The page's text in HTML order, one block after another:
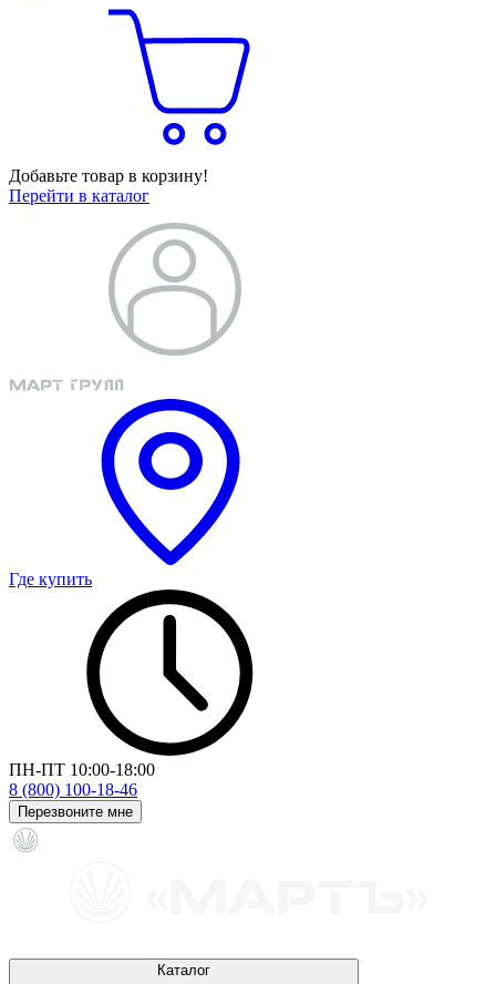
Добавьте товар в корзину!
Перейти в каталог
Где купить
ПН-ПТ 10:00-18:00
8 (800) 100-18-46
Перезвоните мне
Каталог